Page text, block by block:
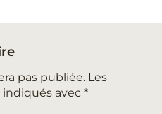
pas publiée. Les
avec *